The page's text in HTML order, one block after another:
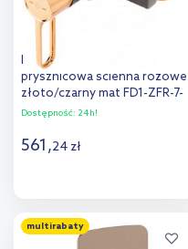
FDesign Zaffiro bateria
prysznicowa ścienna różowe
złoto/czarny mat FD1-ZFR-7-
25
Dostępność: 24h!
561,24 zł
Dodaj do
multirabaty